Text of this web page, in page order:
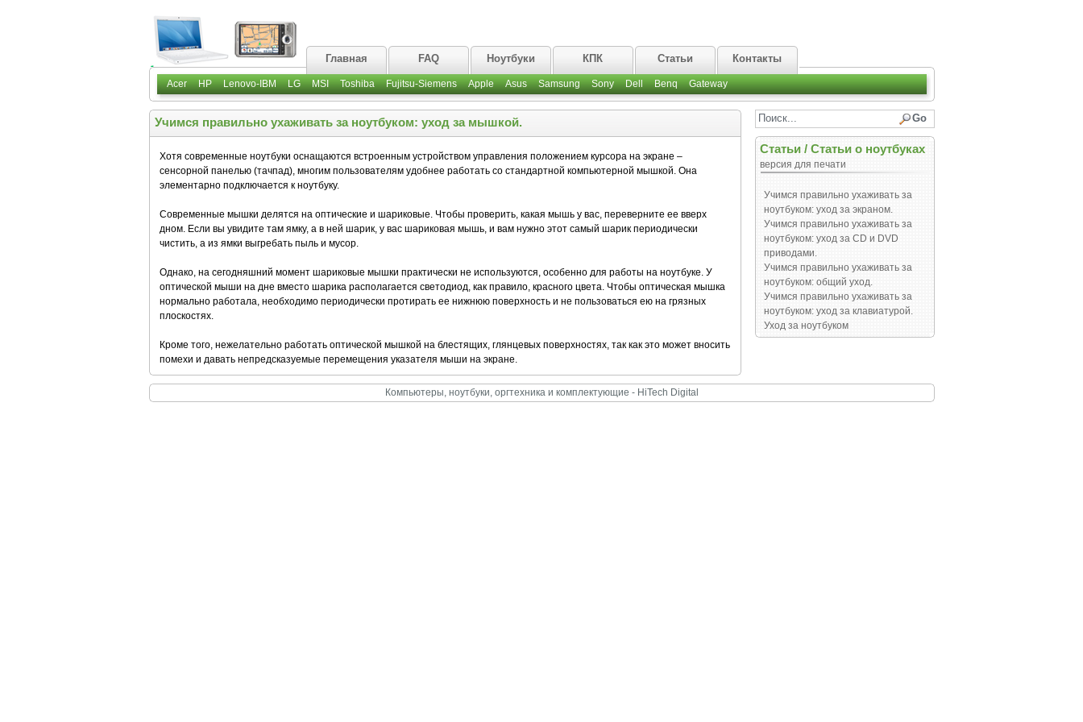
Главная FAQ Ноутбуки КПК Статьи Контакты
Acer HP Lenovo-IBM LG MSI Toshiba Fujitsu-Siemens Apple Asus Samsung Sony Dell Benq Gateway
Учимся правильно ухаживать за ноутбуком: уход за мышкой.
Хотя современные ноутбуки оснащаются встроенным устройством управления положением курсора на экране –
сенсорной панелью (тачпад), многим пользователям удобнее работать со стандартной компьютерной мышкой. Она
элементарно подключается к ноутбуку.
Современные мышки делятся на оптические и шариковые. Чтобы проверить, какая мышь у вас, переверните ее вверх
дном. Если вы увидите там ямку, а в ней шарик, у вас шариковая мышь, и вам нужно этот самый шарик периодически
чистить, а из ямки выгребать пыль и мусор.
Однако, на сегодняшний момент шариковые мышки практически не используются, особенно для работы на ноутбуке. У
оптической мыши на дне вместо шарика располагается светодиод, как правило, красного цвета. Чтобы оптическая мышка
нормально работала, необходимо периодически протирать ее нижнюю поверхность и не пользоваться ею на грязных
плоскостях.
Кроме того, нежелательно работать оптической мышкой на блестящих, глянцевых поверхностях, так как это может вносить
помехи и давать непредсказуемые перемещения указателя мыши на экране.
Статьи/ Статьи о ноутбуках
версия для печати
Учимся правильно ухаживать за
ноутбуком: уход за экраном.
Учимся правильно ухаживать за
ноутбуком: уход за СD и DVD
приводами.
Учимся правильно ухаживать за
ноутбуком: общий уход.
Учимся правильно ухаживать за
ноутбуком: уход за клавиатурой.
Уход за ноутбуком
Компьютеры, ноутбуки, оргтехника и комплектующие - HiTech Digital